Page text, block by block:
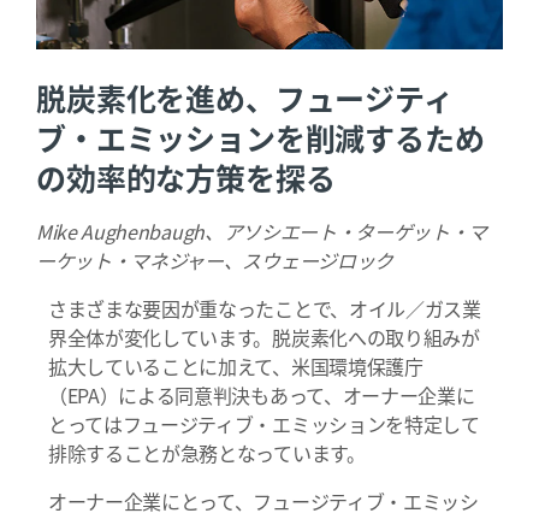
脱炭素化を進め、フュージティ
ブ・エミッションを削減するため
の効率的な方策を探る
Mike Aughenbaugh、アソシエート・ターゲット・マ
ーケット・マネジャー、スウェージロック
さまざまな要因が重なったことで、オイル／ガス業
界全体が変化しています。脱炭素化への取り組みが
拡大していることに加えて、米国環境保護庁
（EPA）による同意判決もあって、オーナー企業に
とってはフュージティブ・エミッションを特定して
排除することが急務となっています。
オーナー企業にとって、フュージティブ・エミッシ